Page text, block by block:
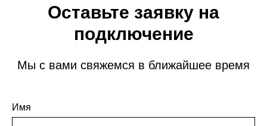
Оставьте заявку на
подключение
Мы с вами свяжемся в ближайшее время
Имя